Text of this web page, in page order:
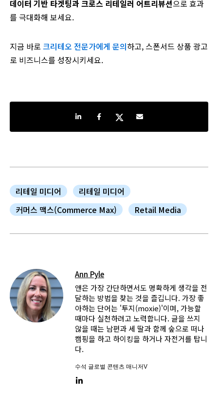
데이터 기반 타겟팅과 크로스 리테일러 어트리뷰션으로 효과
를 극대화해 보세요.
지금 바로 크리테오 전문가에게 문의하고, 스폰서드 상품 광고
로 비즈니스를 성장시키세요.
Share on LinkedIn
Share on Facebook
Share on Twitter
Share by e-mail
리테일 미디어
리테일 미디어
커머스 맥스(Commerce Max)
Retail Media
Ann Pyle
앤은 가장 간단하면서도 명확하게 생각을 전
달하는 방법을 찾는 것을 즐깁니다. 가장 좋
아하는 단어는 '투지(moxie)'이며, 가능할
때마다 실천하려고 노력합니다. 글을 쓰지
않을 때는 남편과 세 딸과 함께 숲으로 떠나
캠핑을 하고 하이킹을 하거나 자전거를 탑니
다.
수석 글로벌 콘텐츠 매니저V
LinkedIn link